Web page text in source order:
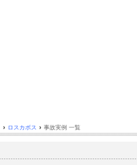
› ロスカボス › 事故実例 一覧